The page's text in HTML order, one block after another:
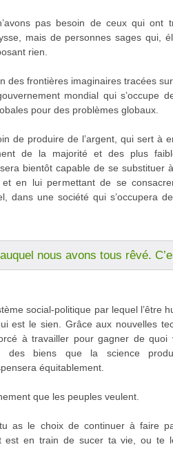
pas besoin de ceux qui ont
mais de personnes sages qui,
rien.
des frontières imaginaires tracées
mondial qui s’occupe
pour des problèmes globaux.
de produire de l’argent, qui sert à
de la majorité et des plus
bientôt capable de se substituer
et en lui permettant de se
dans une société qui s’occupera
nous avons tous rêvé.
social-politique par lequel l’être
est le sien. Grâce aux nouvelles
à travailler pour gagner de quoi
des biens que la science
équitablement.
que les peuples veulent.
as le choix de continuer à faire
est en train de sucer ta vie, ou te